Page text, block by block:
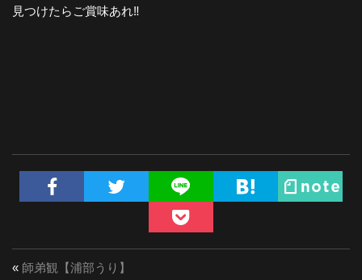
見つけたらご賞味あれ‼️
« 師弟観【浦部うり】